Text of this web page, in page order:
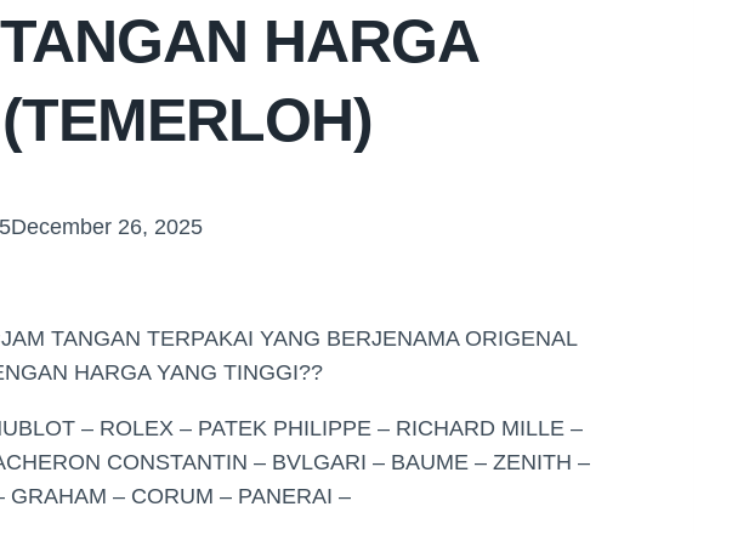
HARGA
December 26, 2025
TANGAN TERPAKAI YANG BERJENAMA ORIGENAL
HARGA YANG TINGGI??
– ROLEX – PATEK PHILIPPE – RICHARD MILLE –
CONSTANTIN – BVLGARI – BAUME – ZENITH –
– CORUM – PANERAI –